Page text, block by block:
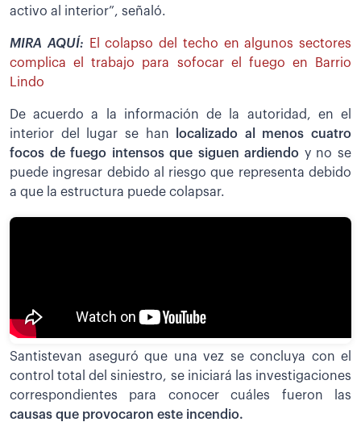
activo al interior”, señaló.
MIRA AQUÍ:
El colapso del techo en algunos sectores
complica el trabajo para sofocar el fuego en Barrio
Lindo
De acuerdo a la información de la autoridad, en el
interior del lugar se han
localizado al menos cuatro
focos de fuego intensos que siguen ardiendo y no se
puede ingresar debido al riesgo que representa debido
a que la estructura puede colapsar.
Santistevan aseguró que una vez se concluya con el
control total del siniestro, se iniciará las investigaciones
correspondientes para conocer cuáles fueron las
causas que provocaron este incendio.